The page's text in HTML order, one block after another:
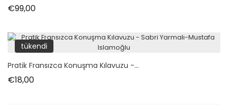
€99,00Fiyat
tükendi
Pratik Fransızca Konuşma Kılavuzu -...
€18,00Fiyat